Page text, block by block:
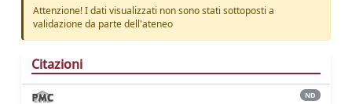
Attenzione! I dati visualizzati non sono stati sottoposti a
validazione da parte dell'ateneo
Citazioni
ND